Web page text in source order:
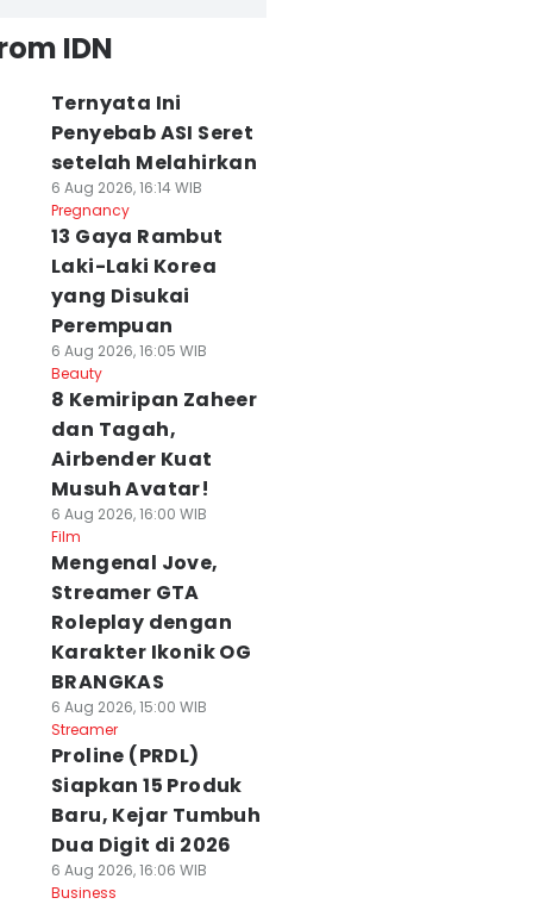
IDN
Ternyata Ini
Penyebab ASI Seret
setelah Melahirkan
6 Aug 2026, 16:14 WIB
Pregnancy
13 Gaya Rambut
Laki-Laki Korea
yang Disukai
Perempuan
6 Aug 2026, 16:05 WIB
Beauty
8 Kemiripan Zaheer
dan Tagah,
Airbender Kuat
Musuh Avatar!
6 Aug 2026, 16:00 WIB
Film
Mengenal Jove,
Streamer GTA
Roleplay dengan
Karakter Ikonik OG
BRANGKAS
6 Aug 2026, 15:00 WIB
Streamer
Proline (PRDL)
Siapkan 15 Produk
Baru, Kejar Tumbuh
Dua Digit di 2026
6 Aug 2026, 16:06 WIB
Business